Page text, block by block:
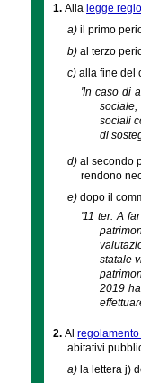
1. Alla legge
a) il primo
b) al terzo
c) alla fine del
'In caso di
sociali
di
d) al secondo
rendono
e) dopo il
'11 ter. A
statale
2019
2.Al
abitativi
a) la lettera j)